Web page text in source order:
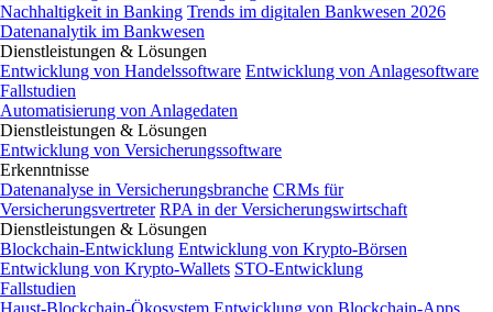
Nachhaltigkeit in Banking Trends im digitalen Bankwesen 2026
Datenanalytik im Bankwesen
Dienstleistungen & Lösungen
Entwicklung von Handelssoftware Entwicklung von Anlagesoftware
Fallstudien
Automatisierung von Anlagedaten
Dienstleistungen & Lösungen
Entwicklung von Versicherungssoftware
Erkenntnisse
Datenanalyse in Versicherungsbranche CRMs für
Versicherungsvertreter RPA in der Versicherungswirtschaft
Dienstleistungen & Lösungen
Blockchain-Entwicklung Entwicklung von Krypto-Börsen
Entwicklung von Krypto-Wallets STO-Entwicklung
Fallstudien
Haust-Blockchain-Ökosystem Entwicklung von Blockchain-Apps